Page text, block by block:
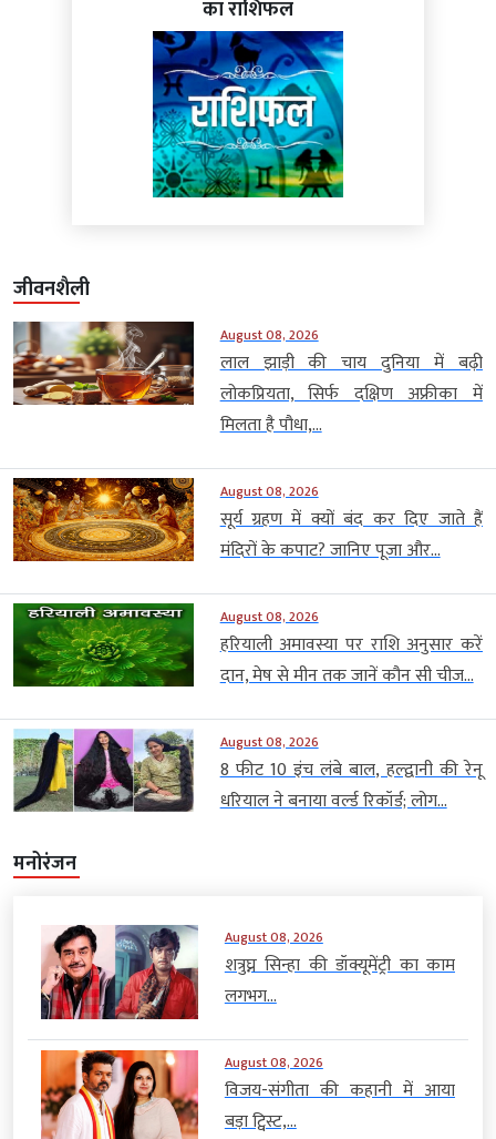
का राशिफल
जीवनशैली
August 08, 2026
लाल झाड़ी की चाय दुनिया में बढ़ी
लोकप्रियता, सिर्फ दक्षिण अफ्रीका में
मिलता है पौधा,...
August 08, 2026
सूर्य ग्रहण में क्यों बंद कर दिए जाते हैं
मंदिरों के कपाट? जानिए पूजा और...
August 08, 2026
हरियाली अमावस्या पर राशि अनुसार करें
दान, मेष से मीन तक जानें कौन सी चीज...
August 08, 2026
8 फीट 10 इंच लंबे बाल, हल्द्वानी की रेनू
धरियाल ने बनाया वर्ल्ड रिकॉर्ड; लोग...
मनोरंजन
August 08, 2026
शत्रुघ्न सिन्हा की डॉक्यूमेंट्री का काम
लगभग...
August 08, 2026
विजय-संगीता की कहानी में आया
बड़ा ट्विस्ट,...